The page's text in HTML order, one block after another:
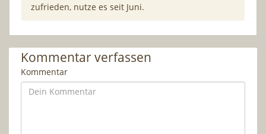
zufrieden, nutze es seit Juni.
Kommentar verfassen
Kommentar